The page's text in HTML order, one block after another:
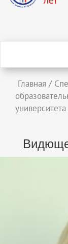
Главная /
университета